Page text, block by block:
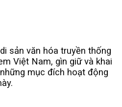
sản văn hóa truyền thống
Việt Nam, gìn giữ và khai
mục đích hoạt động